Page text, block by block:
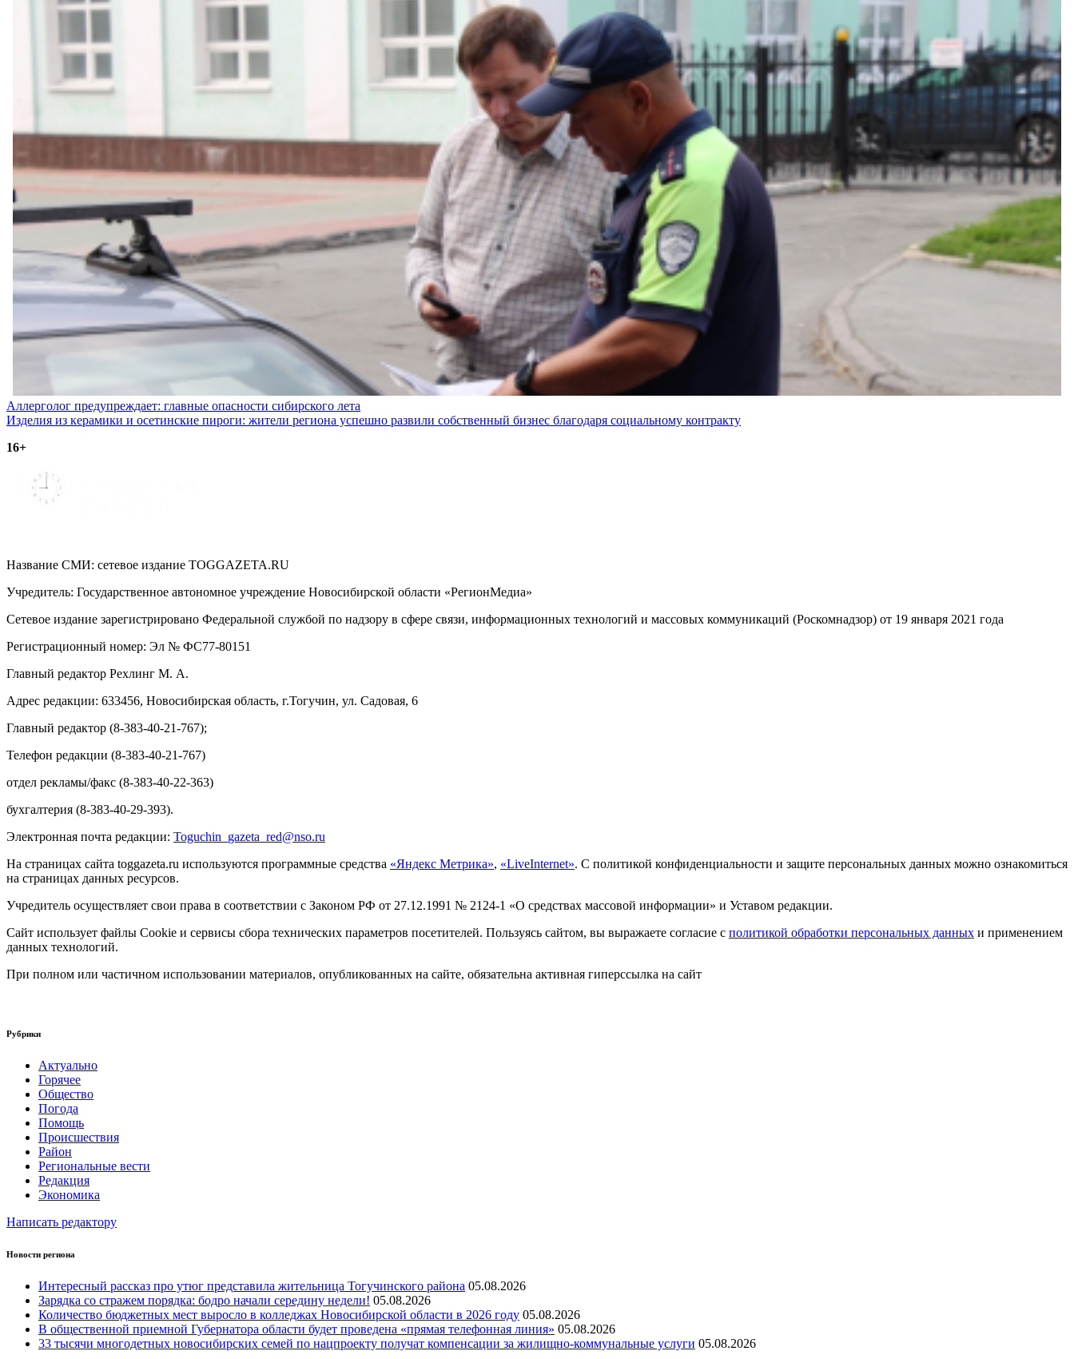
Навигация
по
записям
Аллерголог предупреждает: главные опасности сибирского лета
Изделия из керамики и осетинские пироги: жители региона успешно развили собственный бизнес благодаря социальному контракту
16+
Название СМИ: cетевое издание TOGGAZETA.RU
Учредитель: Государственное автономное учреждение Новосибирской области «РегионМедиа»
Сетевое издание зарегистрировано Федеральной службой по надзору в сфере связи, информационных технологий и массовых коммуникаций (Роскомнадзор) от 19 января 2021 года
Регистрационный номер: Эл № ФС77-80151
Главный редактор Рехлинг М. А.
Адрес редакции: 633456, Новосибирская область, г.Тогучин, ул. Садовая, 6
Главный редактор (8-383-40-21-767);
Телефон редакции (8-383-40-21-767)
отдел рекламы/факс (8-383-40-22-363)
бухгалтерия (8-383-40-29-393).
Электронная почта редакции: Toguchin gazeta red@nso.ru
На страницах сайта toggazeta.ru используются программные средства «Яндекс Метрика», «LiveInternet». С политикой конфиденциальности и защите персональных данных можно ознакомиться
на страницах данных ресурсов.
Учредитель осуществляет свои права в соответствии с Законом РФ от 27.12.1991 № 2124-1 «О средствах массовой информации» и Уставом редакции.
Сайт использует файлы Cookie и сервисы сбора технических параметров посетителей. Пользуясь сайтом, вы выражаете согласие с политикой обработки персональных данных и применением
данных технологий.
При полном или частичном использовании материалов, опубликованных на сайте, обязательна активная гиперссылка на сайт
Рубрики
Актуально
Горячее
Общество
Погода
Помощь
Происшествия
Район
Региональные вести
Редакция
Экономика
Написать редактору
Новости региона
Интересный рассказ про утюг представила жительница Тогучинского района 05.08.2026
Зарядка со стражем порядка: бодро начали середину недели! 05.08.2026
Количество бюджетных мест выросло в колледжах Новосибирской области в 2026 году 05.08.2026
В общественной приемной Губернатора области будет проведена «прямая телефонная линия» 05.08.2026
33 тысячи многодетных новосибирских семей по нацпроекту получат компенсации за жилищно-коммунальные услуги 05.08.2026